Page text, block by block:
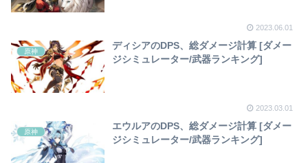
2023.06.01
原神
ディシアのDPS、総ダメージ計算 [ダメー
ジシミュレーター/武器ランキング]
2023.03.01
原神
エウルアのDPS、総ダメージ計算 [ダメー
ジシミュレーター/武器ランキング]